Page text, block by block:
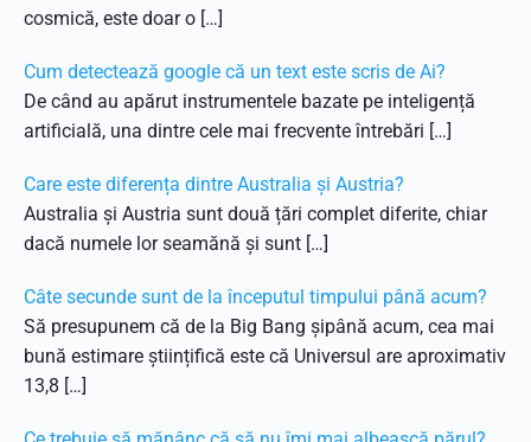
cosmică, este doar o […]
Cum detectează google că un text este scris de Ai?
De când au apărut instrumentele bazate pe inteligență
artificială, una dintre cele mai frecvente întrebări […]
Care este diferența dintre Australia și Austria?
Australia și Austria sunt două țări complet diferite, chiar
dacă numele lor seamănă și sunt […]
Câte secunde sunt de la începutul timpului până acum?
Să presupunem că de la Big Bang șipână acum, cea mai
bună estimare științifică este că Universul are aproximativ
13,8 […]